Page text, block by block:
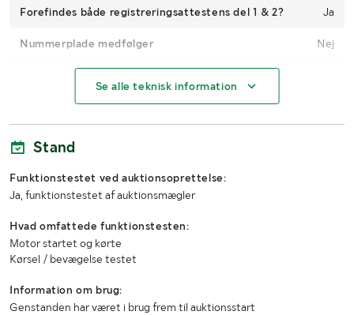
Forefindes både registreringsattestens del 1 & 2? Ja
Nummerplade medfølger Nej
Antal passagerer
Kilometerstand
Brændstof
Gearkasse
Trækkrog
Antal nøgler
Se alle teknisk information
Stand
Funktionstestet ved auktionsoprettelse:
Ja, funktionstestet af auktionsmægler
Hvad omfattede funktionstesten:
Motor startet og kørte
Kørsel / bevægelse testet
Information om brug:
Genstanden har været i brug frem til auktionsstart